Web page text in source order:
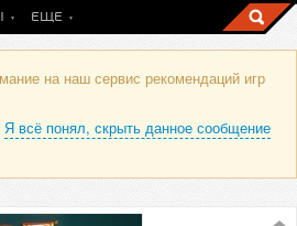
ЕЩЕ
на наш сервис рекомендаций игр
Я всё понял, скрыть данное сообщение